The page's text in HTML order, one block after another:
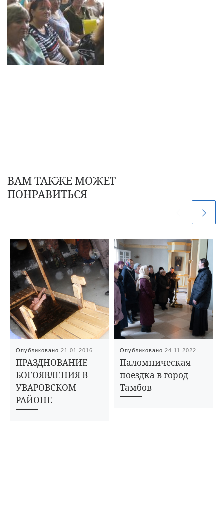
ВАМ ТАКЖЕ МОЖЕТ
ПОНРАВИТЬСЯ
Опубликовано21.01.2016
ПРАЗДНОВАНИЕ
БОГОЯВЛЕНИЯ В
УВАРОВСКОМ
РАЙОНЕ
Опубликовано24.11.2022
Паломническая
поездка в город
Тамбов